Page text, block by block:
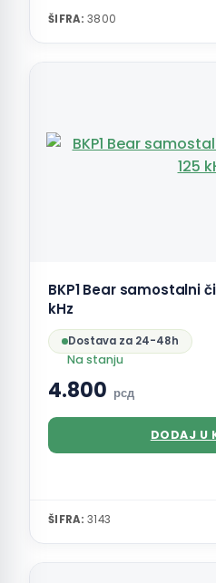
ŠIFRA: 3800
BKP1 Bear samostalni
kHz
Dostava za 24-48h
Na stanju
4.800 рсд
DODAJ U
ŠIFRA: 3143